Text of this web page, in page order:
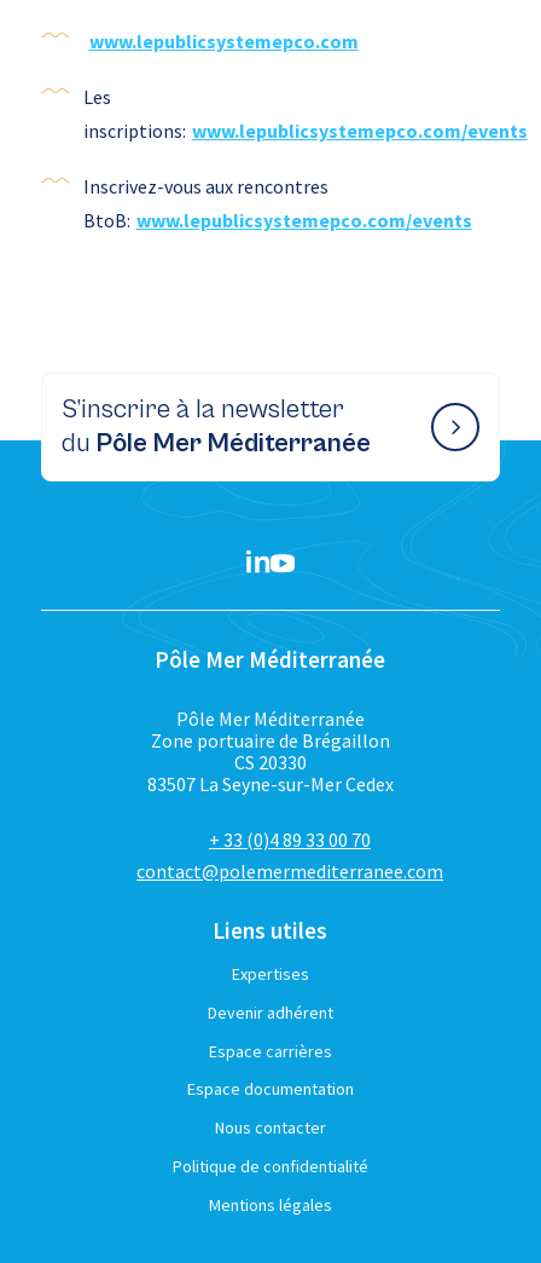
www.lepublicsystemepco.com
Les
inscriptions: www.lepublicsystemepco.com/events
Inscrivez-vous aux rencontres
BtoB: www.lepublicsystemepco.com/events
S’inscrire à la newsletter
du Pôle Mer Méditerranée
Pôle Mer Méditerranée
Pôle Mer Méditerranée
Zone portuaire de Brégaillon
CS 20330
83507 La Seyne-sur-Mer Cedex
+ 33 (0)4 89 33 00 70
contact@polemermediterranee.com
Liens utiles
Expertises
Devenir adhérent
Espace carrières
Espace documentation
Nous contacter
Politique de confidentialité
Mentions légales